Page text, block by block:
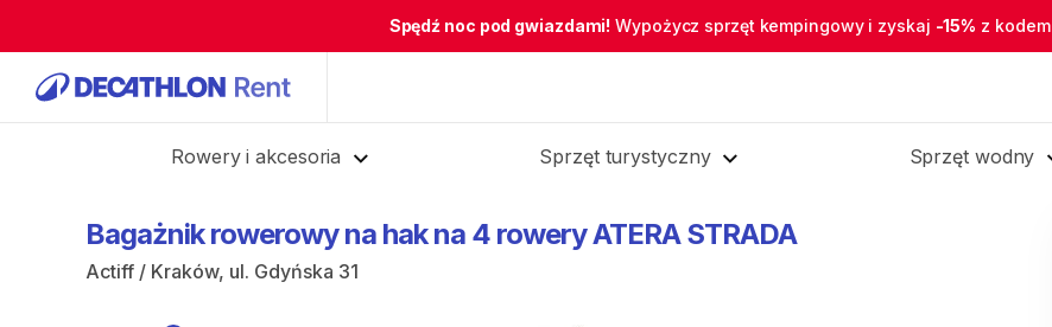
Spędź noc pod gwiazdami! Wypożycz sprzęt kempingowy i zyskaj -15% z kodem
Rowery i akcesoria Sprzęt turystyczny Sprzęt wodny
Bagażnik rowerowy na hak na 4 roweryATERA STRADA
Actiff / Kraków, ul. Gdyńska 31